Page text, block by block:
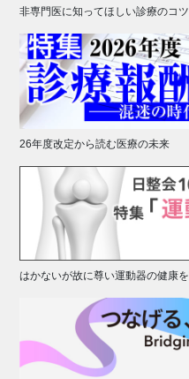
非専門医に知ってほしい診療のコツ
26年度改定から読む医療の未来
はかないが故に尊い運動器の健康